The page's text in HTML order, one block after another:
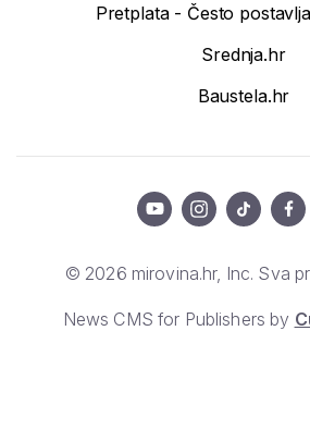
Pretplata - Često
Srednja.hr
Baustela.hr
© 2026 mirovina.hr, Inc. Sva
News CMS for Publishers by